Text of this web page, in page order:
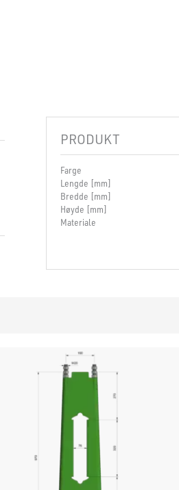
PRODUKT
Farge
Lengde [mm]
Bredde [mm]
Høyde [mm]
Materiale